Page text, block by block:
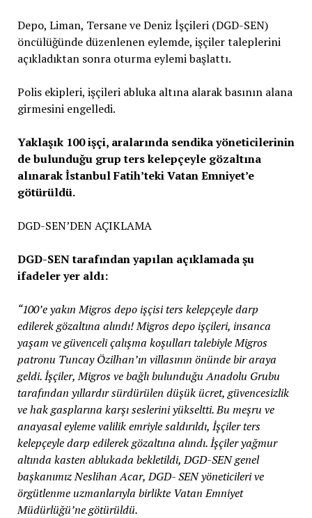
Depo, Liman, Tersane ve Deniz İşçileri (DGD-SEN)
öncülüğünde düzenlenen eylemde, işçiler taleplerini
açıkladıktan sonra oturma eylemi başlattı.
Polis ekipleri, işçileri abluka altına alarak basının alana
girmesini engelledi.
Yaklaşık 100 işçi, aralarında sendika yöneticilerinin
de bulunduğu grup ters kelepçeyle gözaltına
alınarak İstanbul Fatih’teki Vatan Emniyet’e
götürüldü.
DGD-SEN’DEN AÇIKLAMA
DGD-SEN tarafından yapılan açıklamada şu
ifadeler yer aldı:
“100’e yakın Migros depo işçisi ters kelepçeyle darp
edilerek gözaltına alındı! Migros depo işçileri, insanca
yaşam ve güvenceli çalışma koşulları talebiyle Migros
patronu Tuncay Özilhan’ın villasının önünde bir araya
geldi. İşçiler, Migros ve bağlı bulunduğu Anadolu Grubu
tarafından yıllardır sürdürülen düşük ücret, güvencesizlik
ve hak gasplarına karşı seslerini yükseltti. Bu meşru ve
anayasal eyleme valilik emriyle saldırıldı, İşçiler ters
kelepçeyle darp edilerek gözaltına alındı. İşçiler yağmur
altında kasten ablukada bekletildi, DGD-SEN genel
başkanımız Neslihan Acar, DGD- SEN yöneticileri ve
örgütlenme uzmanlarıyla birlikte Vatan Emniyet
Müdürlüğü’ne götürüldü.